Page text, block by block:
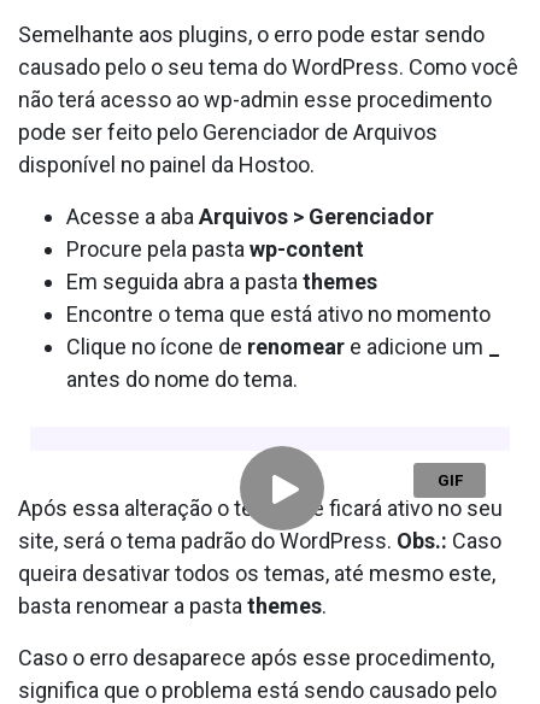
Semelhante aos plugins, o erro pode estar sendo
causado pelo o seu tema do WordPress. Como você
não terá acesso ao wp-admin esse procedimento
pode ser feito pelo Gerenciador de Arquivos
disponível no painel da Hostoo.
Acesse a aba Arquivos > Gerenciador
Procure pela pasta wp-content
Em seguida abra a pasta themes
Encontre o tema que está ativo no momento
Clique no ícone de renomear e adicione um
antes do nome do tema.
Após essa alteração o tema que ficará ativo no seu
site, será o tema padrão do WordPress. Obs.: Caso
queira desativar todos os temas, até mesmo este,
basta renomear a pasta themes.
Caso o erro desaparece após esse procedimento,
significa que o problema está sendo causado pelo